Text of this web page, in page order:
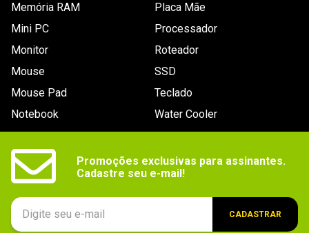
Memória RAM
Mini PC
Monitor
Mouse
Mouse Pad
Notebook
Placa Mãe
Processador
Roteador
SSD
Teclado
Water Cooler
Promoções exclusivas para assinantes.
Cadastre seu e-mail!
CADASTRAR
mouse
fractal
controle